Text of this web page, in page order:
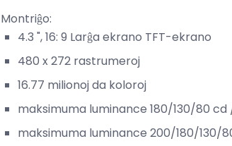
Montriĝo:
4.3 ", 16: 9 Larĝa ekrano TFT-ekrano
480 x 272 rastrumeroj
16.77 milionoj da koloroj
maksimuma luminance 180/130/80
maksimuma luminance 200/180/130/